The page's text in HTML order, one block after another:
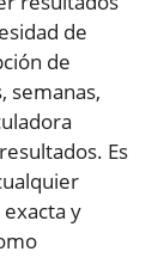
de
de
semanas,
Es
y